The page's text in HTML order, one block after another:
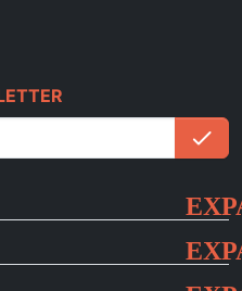
check